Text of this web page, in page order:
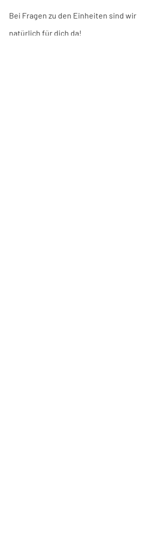
Bei Fragen zu den Einheiten sind wir
natürlich für dich da!